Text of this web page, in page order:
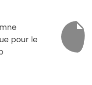
pour le